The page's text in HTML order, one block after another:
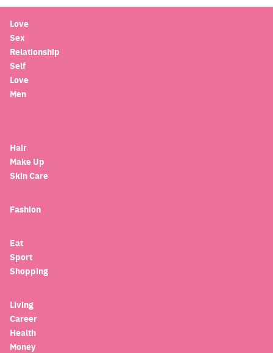
Love
Sex
Relationship
Self
Love
Men
Hair
Make Up
Skin Care
Fashion
Eat
Sport
Shopping
Living
Career
Health
Money